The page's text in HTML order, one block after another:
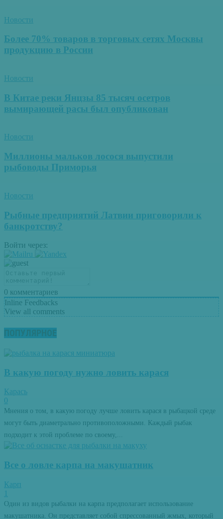
Новости
Более 70% товаров в торговых сетях Москвы
продукцию в России
Новости
В Китае реки Янцзы 85 тысяч осетров
вымирающей расы был опубликован
Новости
Миллионы мальков лосося выпустили
рыбоводы Приморья
Новости
Рыбные предприятий Латвии приговорили к
банкротству?
Войти через:
0 комментариев
Inline Feedbacks
View all comments
ПОПУЛЯРНОЕ
В какую погоду нужно ловить карася
Карась
0
Мнения о том, в какую погоду лучше ловить карася в рыбацкой среде
могут быть диаметрально противоположными. Каждый рыбак
подходит к этой проблеме по своему,...
Все о ловле карпа на макушатник
Карп
1
Один из видов рыбалки на карпа предполагает использование
макушатника. Он представляет собой спрессованный жмых, который